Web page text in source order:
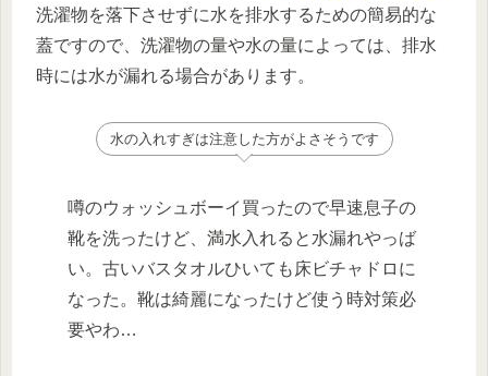
洗濯物を落下させずに水を排水するための簡易的な
蓋ですので、洗濯物の量や水の量によっては、排水
時には水が漏れる場合があります。
水の入れすぎは注意した方がよさそうです
噂のウォッシュボーイ買ったので早速息子の
靴を洗ったけど、満水入れると水漏れやっば
い。古いバスタオルひいても床ビチャドロに
なった。靴は綺麗になったけど使う時対策必
要やわ…